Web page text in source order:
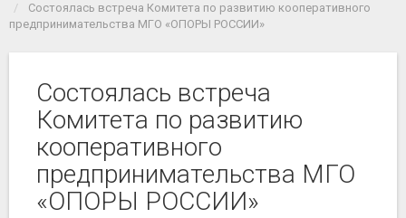
Состоялась встреча Комитета по развитию кооперативного
предпринимательства МГО «ОПОРЫ РОССИИ»
Состоялась встреча
Комитета по развитию
кооперативного
предпринимательства МГО
«ОПОРЫ РОССИИ»